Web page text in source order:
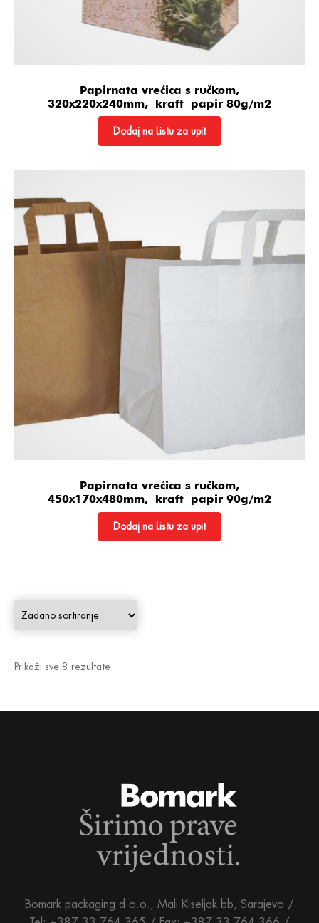
Papirnata vrećica s ručkom,
320x220x240mm, kraft papir 80g/m2
Dodaj na Listu za upit
Papirnata vrećica s ručkom,
450x170x480mm, kraft papir 90g/m2
Dodaj na Listu za upit
Prikaži sve 8 rezultate
Bomark packaging d.o.o., Mali Kiseljak bb, Sarajevo /